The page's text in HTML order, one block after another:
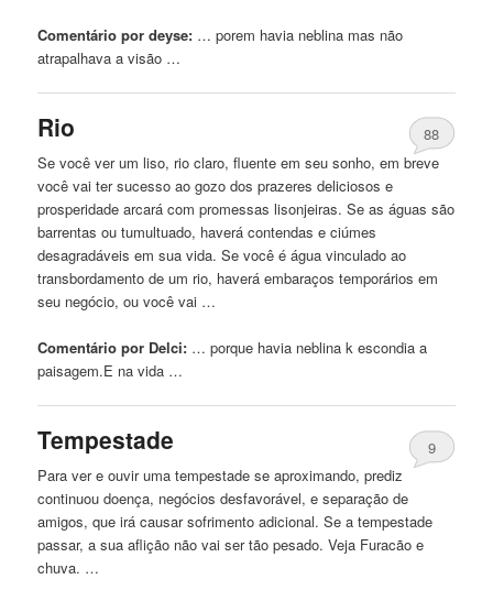
Comentário por deyse: … porem havia neblina mas não
atrapalhava a visão …
Rio
88
Se você ver um liso, rio claro, fluente em seu sonho, em breve
você vai ter sucesso ao gozo dos prazeres deliciosos e
prosperidade arcará com promessas lisonjeiras. Se as águas são
barrentas ou tumultuado, haverá contendas e ciúmes
desagradáveis ​​em sua vida. Se você é água vinculado ao
transbordamento de um rio, haverá embaraços temporários em
seu negócio, ou você vai …
Comentário por Delci: … porque havia neblina k escondia a
paisagem.E na vida …
Tempestade
9
Para ver e ouvir uma tempestade se aproximando, prediz
continuou doença, negócios desfavorável, e separação de
amigos, que irá causar sofrimento adicional. Se a tempestade
passar, a sua aflição não vai ser tão pesado. Veja Furacão e
chuva. …